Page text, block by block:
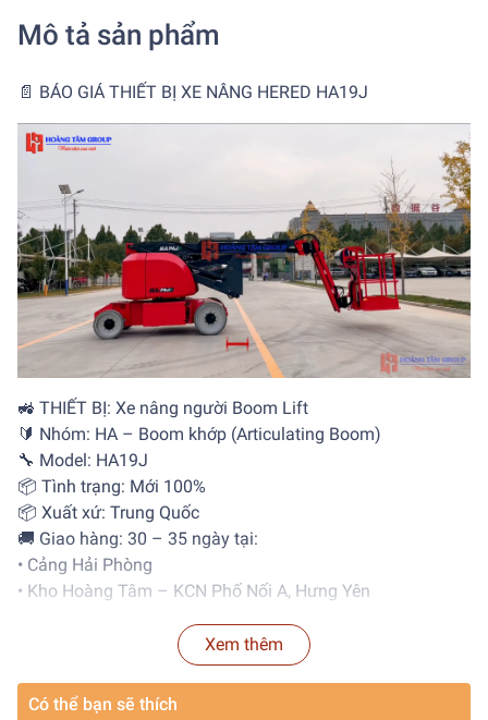
Mô tả sản phẩm
📄 BÁO GIÁ THIẾT BỊ XE NÂNG HERED HA19J
🚜 THIẾT BỊ: Xe nâng người Boom Lift
🔰 Nhóm: HA – Boom khớp (Articulating Boom)
🔧 Model: HA19J
📦 Tình trạng: Mới 100%
📦 Xuất xứ: Trung Quốc
🚚 Giao hàng: 30 – 35 ngày tại:
• Cảng Hải Phòng
• Kho Hoàng Tâm – KCN Phố Nối A, Hưng Yên
1.xx0.000.000 VNĐ (Đã bao gồm VAT)
Xem thêm
Có thể bạn sẽ thích